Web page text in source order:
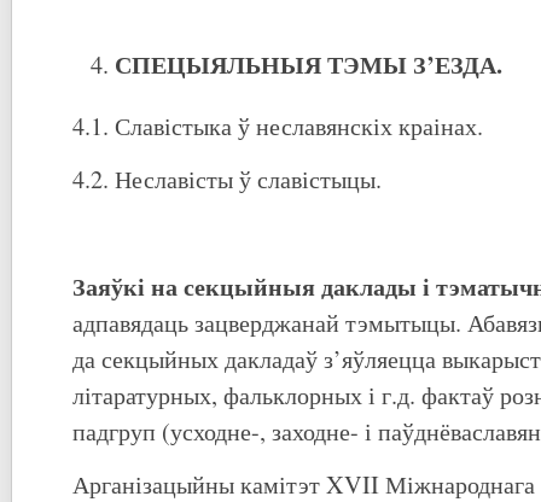
СПЕЦЫЯЛЬНЫЯ ТЭМЫ З’ЕЗДА.
4.1. Славістыка ў неславянскіх краінах.
4.2. Неславісты ў славістыцы.
Заяўкі на секцыйныя даклады і
адпавядаць зацверджанай тэмытыцы.
да секцыйных дакладаў з’яўляецца
літаратурных, фальклорных і г.д. фактаў
падгруп (усходне-, заходне- і
Арганізацыйны камітэт XVII Міжнароднага